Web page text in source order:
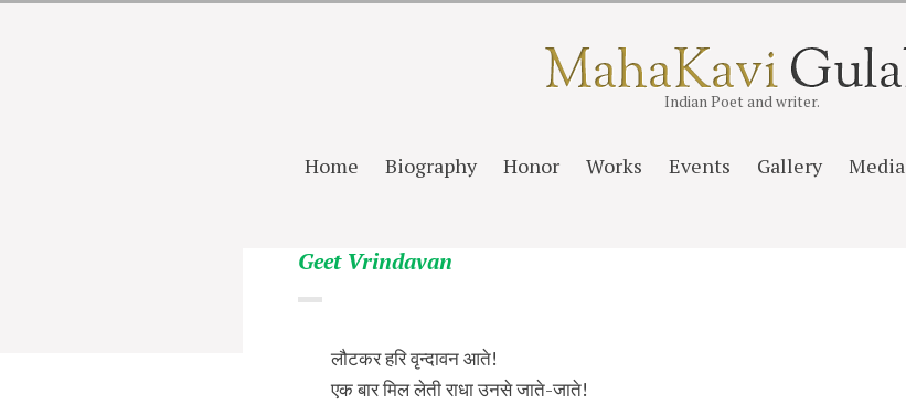
Indian Poet and writer.
Home Biography Honor Works Events Gallery Media
Geet Vrindavan
लौटकर हरि वृन्दावन आते!
एक बार मिल लेती राधा उनसे जाते-जाते!